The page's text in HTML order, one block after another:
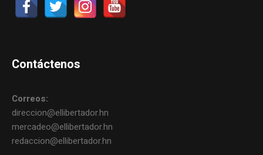
Contáctenos
Correos:
direccion@ellibertador.hn
mercadeo@ellibertador.hn
redaccion@ellibertador.hn